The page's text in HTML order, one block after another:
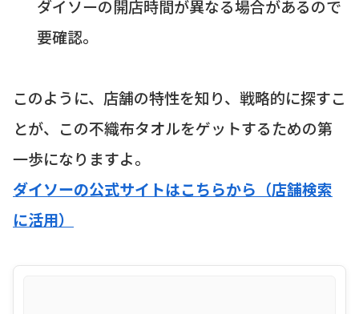
ダイソーの開店時間が異なる場合があるので
要確認。
このように、店舗の特性を知り、戦略的に探すこ
とが、この不織布タオルをゲットするための第
一歩になりますよ。
ダイソーの公式サイトはこちらから（店舗検索
に活用）